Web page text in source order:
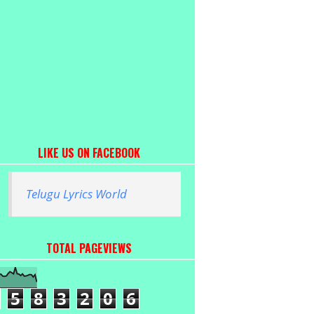
LIKE US ON FACEBOOK
Telugu Lyrics World
TOTAL PAGEVIEWS
5 8 3 2 0 6